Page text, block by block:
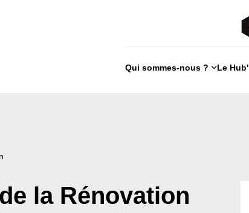
Qui sommes-nous ? Le Hub'
la Rénovation